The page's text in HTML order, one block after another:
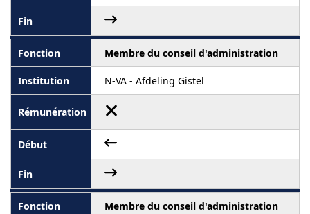
Membre du conseil d'administration
N-VA - Afdeling Gistel
Membre du conseil d'administration